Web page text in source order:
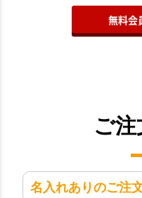
無料会
ご
名入れありのご注